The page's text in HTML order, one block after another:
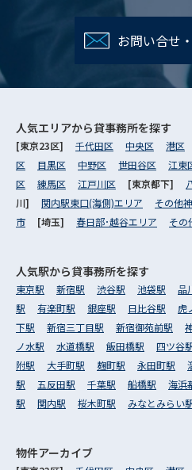
お問い合せ
人気エリアから貸事務所を探す
[東京23区] 千代田区 中央区 港区
区
目黒区 中野区 世田谷区 江東
区
練馬区 江戸川区 [東京都下]
川] 関内駅東口(海側)エリア その他
市
[埼玉] 春日部･越谷エリア その
人気駅から貸事務所を探す
東京駅 新宿駅 渋谷駅 池袋駅 品
駅
有楽町駅 銀座駅 日比谷駅 虎
下駅
新宿三丁目駅 新宿御苑前駅
ノ水駅
水道橋駅 飯田橋駅 四ツ谷
附駅
大手町駅 麹町駅 永田町駅
駅
五反田駅 千葉駅 船橋駅 海浜
駅
関内駅 桜木町駅 みなとみらい
物件アーカイブ